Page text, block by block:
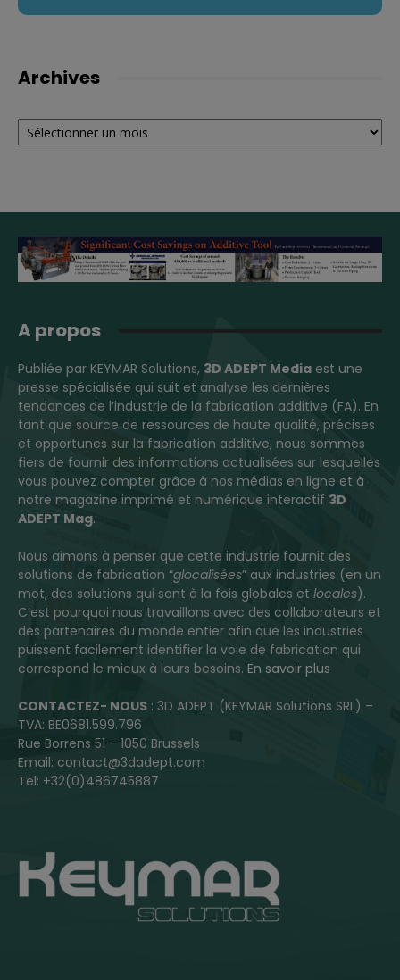
Archives
Archives
A propos
Publiée par KEYMAR Solutions, 3D ADEPT Media est une
presse spécialisée qui suit et analyse les dernières
tendances de l’industrie de la fabrication additive (FA). En
tant que source de ressources de haute qualité, précises
et opportunes sur la fabrication additive, nous sommes
fiers de fournir des informations actualisées sur lesquelles
vous pouvez compter grâce à nos médias en ligne et à
notre magazine imprimé et numérique interactif 3D
ADEPT Mag.
Nous aimons à penser que cette industrie fournit des
solutions de fabrication “glocalisées” aux industries (en un
mot, des solutions qui sont à la fois globales et locales).
C’est pourquoi nous travaillons avec des collaborateurs et
des partenaires du monde entier afin que les industries
puissent facilement identifier la voie de fabrication qui
correspond le mieux à leurs besoins. En savoir plus
CONTACTEZ- NOUS : 3D ADEPT (KEYMAR Solutions SRL) –
TVA: BE0681.599.796
Rue Borrens 51 – 1050 Brussels
Email: contact@3dadept.com
Tel: +32(0)486745887